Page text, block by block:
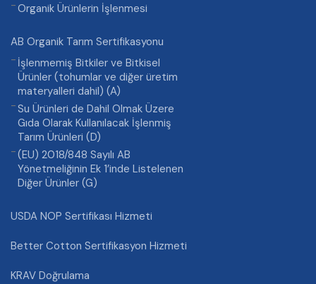
Organik Ürünlerin İşlenmesi
AB Organik Tarım Sertifikasyonu
İşlenmemiş Bitkiler ve Bitkisel
Ürünler (tohumlar ve diğer üretim
materyalleri dahil) (A)
Su Ürünleri de Dahil Olmak Üzere
Gıda Olarak Kullanılacak İşlenmiş
Tarım Ürünleri (D)
(EU) 2018/848 Sayılı AB
Yönetmeliğinin Ek 1’inde Listelenen
Diğer Ürünler (G)
USDA NOP Sertifikası Hizmeti
Better Cotton Sertifikasyon Hizmeti
KRAV Doğrulama